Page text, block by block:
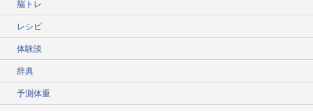
脳トレ
レシピ
体験談
辞典
予測体重